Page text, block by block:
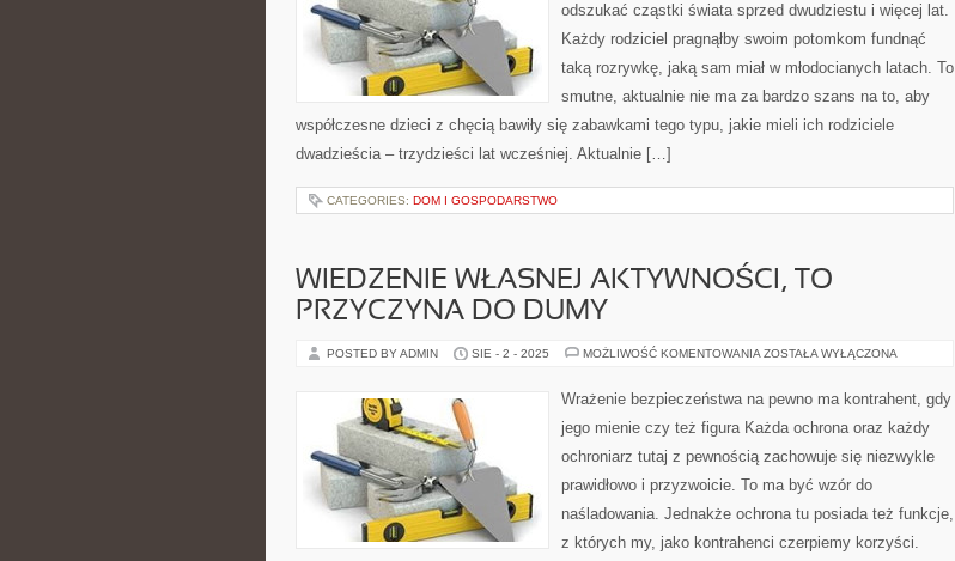
odszukać cząstki świata sprzed dwudziestu i więcej lat.
Każdy rodziciel pragnąłby swoim potomkom fundnąć
taką rozrywkę, jaką sam miał w młodocianych latach. To
smutne, aktualnie nie ma za bardzo szans na to, aby
współczesne dzieci z chęcią bawiły się zabawkami tego typu, jakie mieli ich rodziciele
dwadzieścia – trzydzieści lat wcześniej. Aktualnie […]
CATEGORIES: DOM I GOSPODARSTWO
WIEDZENIE WŁASNEJ AKTYWNOŚCI, TO
PRZYCZYNA DO DUMY
POSTED BY ADMIN SIE - 2 - 2025 MOŻLIWOŚĆ KOMENTOWANIA WIEDZENIE
PRZYCZYNA
DUMY
ZOSTAŁA WYŁĄCZONA
Wrażenie bezpieczeństwa na pewno ma kontrahent, gdy
jego mienie czy też figura Każda ochrona oraz każdy
ochroniarz tutaj z pewnością zachowuje się niezwykle
prawidłowo i przyzwoicie. To ma być wzór do
naśladowania. Jednakże ochrona tu posiada też funkcje,
z których my, jako kontrahenci czerpiemy korzyści.